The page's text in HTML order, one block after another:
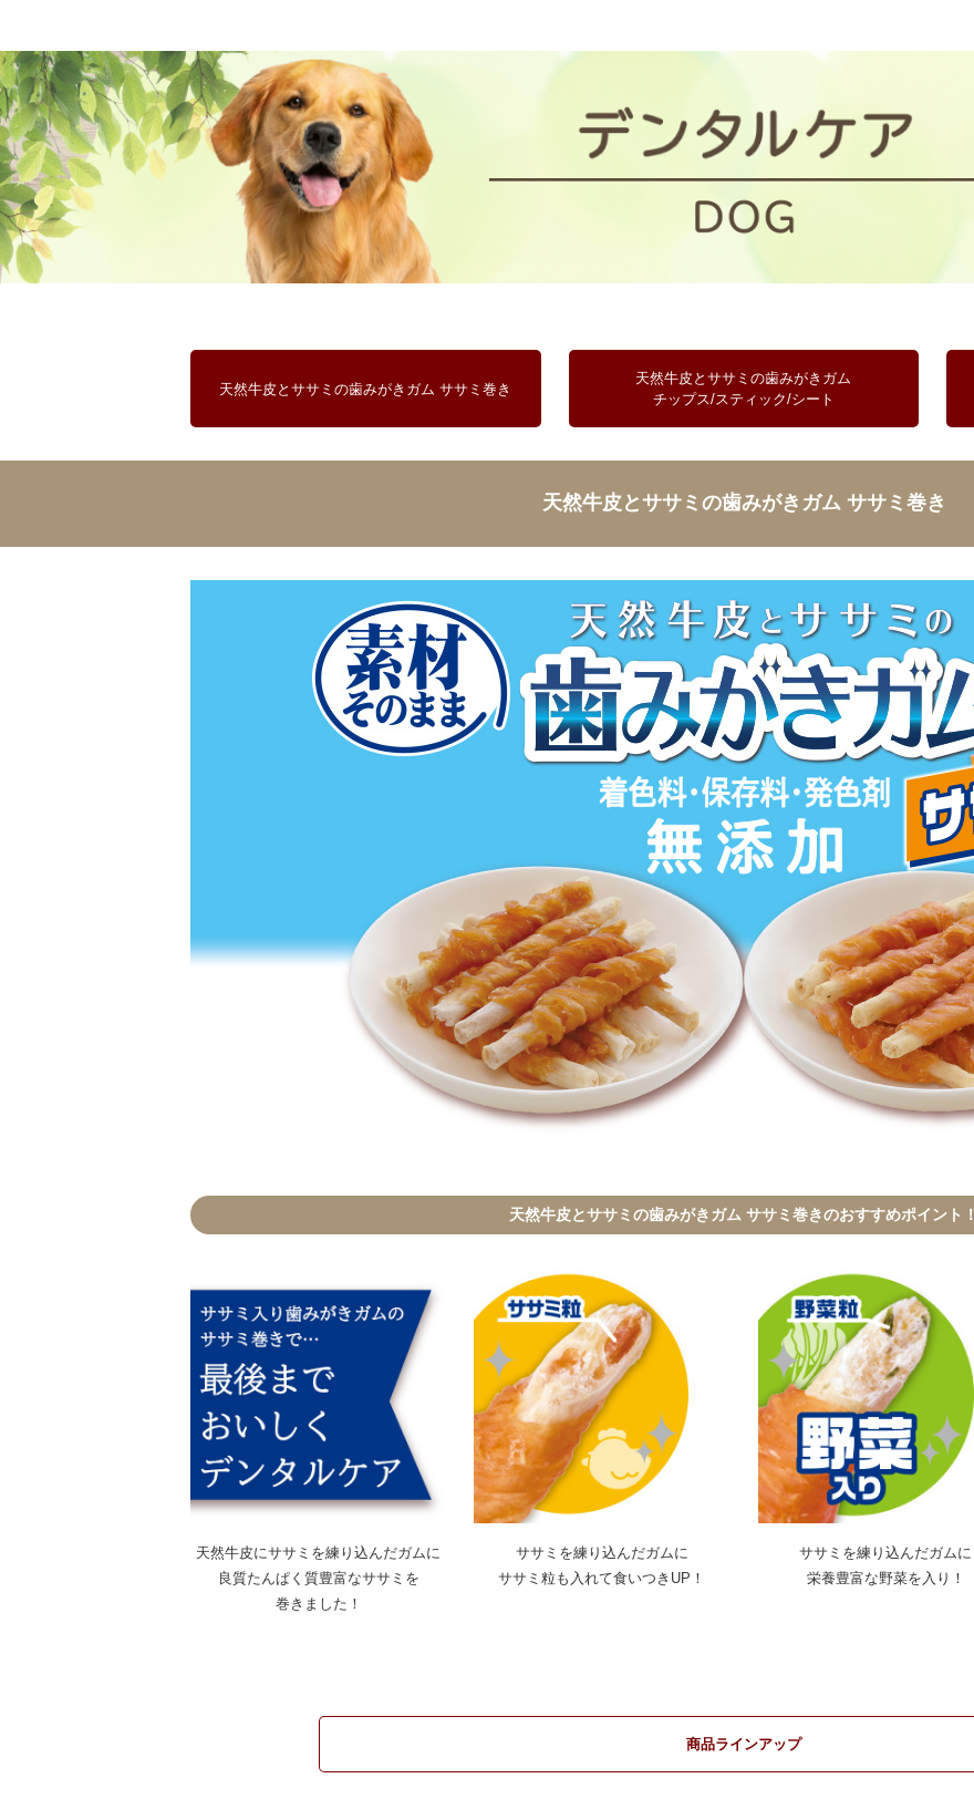
キャット一覧へ-ALL ITEMS
カテゴリー-CATEGORY
手入れ・ケア トイレタリー
食事 お出かけ ファッション
ブランド
-ALL ITEMS
-CATEGORY
天然牛皮とササミの歯みがきガムササミ巻き
天然牛皮とササミの歯みがきガム
チップス/スティック/シート
天然牛皮とササミの歯みがきガム ササミ巻き
天然牛皮とササミの歯みがきガム ササミ巻きのおすすめポイント！
天然牛皮にササミを練り込んだガムに
良質たんぱく質豊富なササミを
巻きました！
ササミを練り込んだガムに
ササミ粒も入れて食いつきUP！
ササミを練り込んだガムに
栄養豊富な野菜を入り！
商品ラインアップ